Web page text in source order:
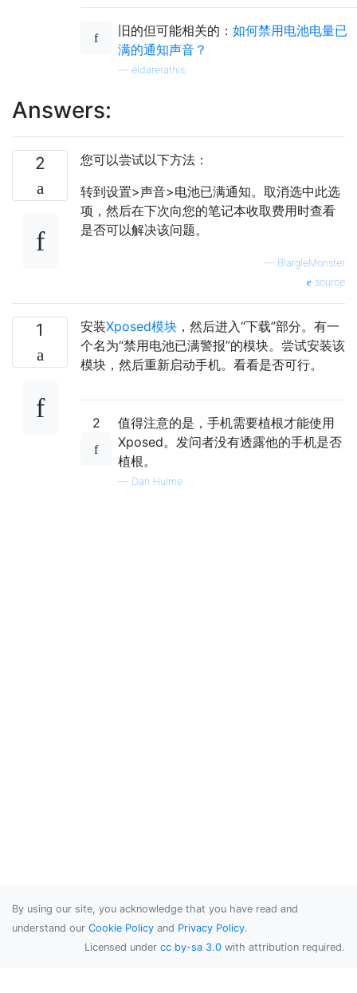
旧的但可能相关的： 如何禁用电池电量已
满的通知声音？
eldarerathis
Answers:
2
您可以尝试以下方法：
转到设置>声音>电池已满通知。取消选中此选
项，然后在下次向您的笔记本收取费用时查看
是否可以解决该问题。
— BlargleMonster
source
1 安装Xposed模块 ，然后进入“下载”部分。有一
个名为“禁用电池已满警报”的模块。尝试安装该
模块，然后重新启动手机。看看是否可行。
2
值得注意的是，手机需要植根才能使用
Xposed。发问者没有透露他的手机是否
植根。
— Dan Hulme
By using our site, you acknowledge that you have read and
understand our Cookie Policy and Privacy Policy.
Licensed under cc by-sa 3.0 with attribution required.